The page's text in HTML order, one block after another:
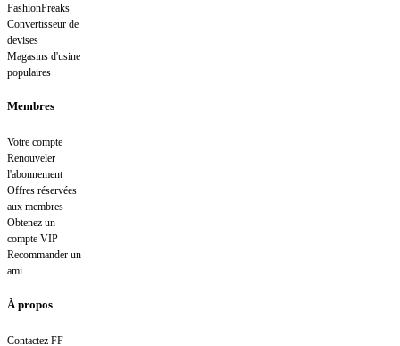
FashionFreaks
Convertisseur de
devises
Magasins d'usine
populaires
Membres
Votre compte
Renouveler
l'abonnement
Offres réservées
aux membres
Obtenez un
compte VIP
Recommander un
ami
À propos
Contactez FF